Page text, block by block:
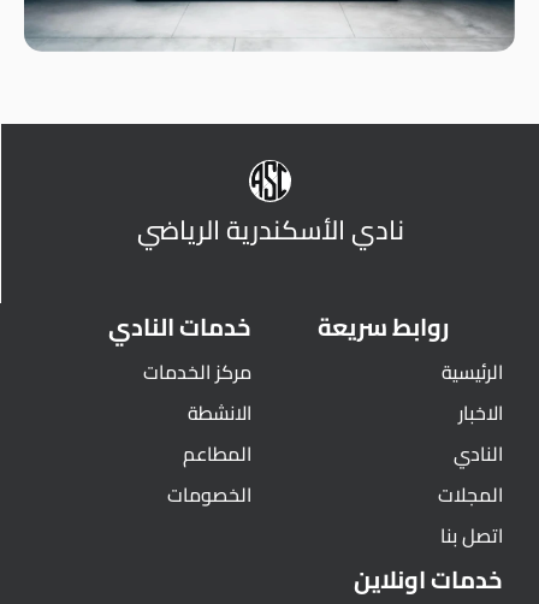
نادي الأسكندرية الرياضي
روابط سريعة
الرئيسية
الاخبار
النادي
المجلات
اتصل بنا
خدمات النادي
مركز الخدمات
الانشطة
المطاعم
الخصومات
خدمات اونلاين